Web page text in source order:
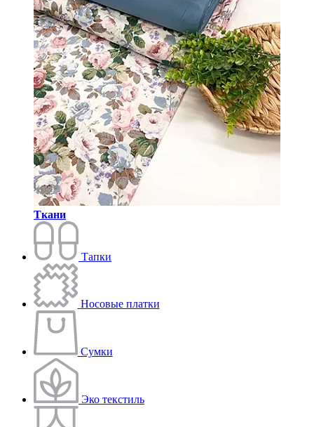
Ткани
Тапки
Носовые платки
Сумки
Эко текстиль